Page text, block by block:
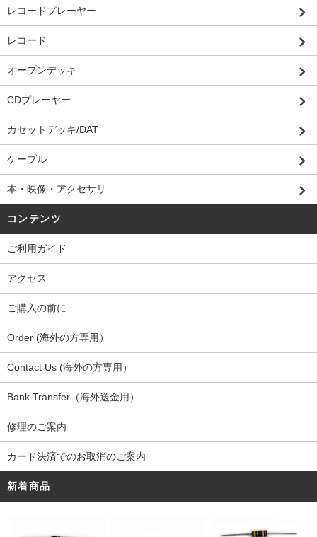
レコードプレーヤー
レコード
オープンデッキ
CDプレーヤー
カセットデッキ/DAT
ケーブル
本・映像・アクセサリ
コンテンツ
ご利用ガイド
アクセス
ご購入の前に
Order (海外の方専用）
Contact Us (海外の方専用）
Bank Transfer（海外送金用）
修理のご案内
カード決済でのお取消のご案内
新着商品